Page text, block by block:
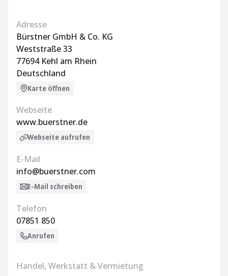
Adresse
Bürstner GmbH & Co. KG
Weststraße 33
77694 Kehl am Rhein
Deutschland
Karte öffnen
Webseite
www.buerstner.de
Webseite aufrufen
E-Mail
info@buerstner.com
E-Mail schreiben
Telefon
07851 850
Anrufen
Handel, Werkstatt & Vermietung